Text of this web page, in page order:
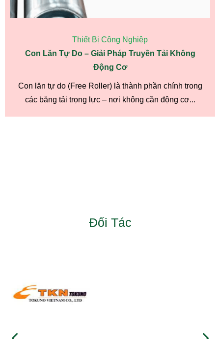
Thiết Bị Công Nghiệp
Con Lăn Tự Do – Giải Pháp Truyền Tải Không
Động Cơ
Con lăn tự do (Free Roller) là thành phần chính trong
các băng tải trọng lực – nơi không cần động cơ...
Đối Tác